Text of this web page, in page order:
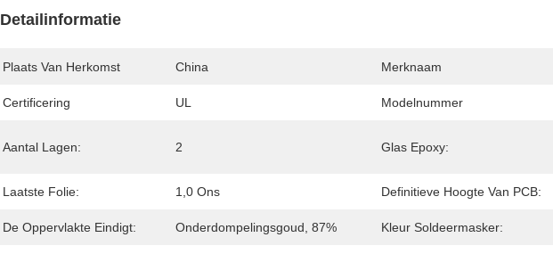
Detailinformatie
Plaats Van Herkomst China Merknaam
Certificering UL Modelnummer
Aantal Lagen: 2 Glas Epoxy:
Laatste Folie: 1,0 Ons Definitieve Hoogte Van PCB:
De Oppervlakte Eindigt: Onderdompelingsgoud, 87% Kleur Soldeermasker: